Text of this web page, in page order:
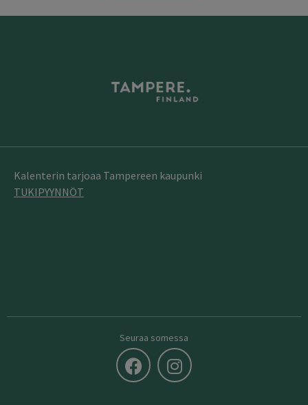
Kalenterin tarjoaa Tampereen kaupunki
TUKIPYYNNÖT
Seuraa somessa